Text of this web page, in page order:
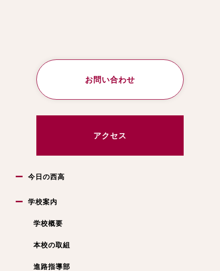
お問い合わせ
アクセス
今日の西高
学校案内
学校概要
本校の取組
進路指導部